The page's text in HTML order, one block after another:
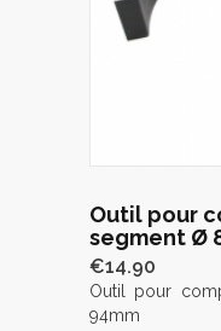
Outil pour
segment Ø
€14.90
Outil pour
94mm